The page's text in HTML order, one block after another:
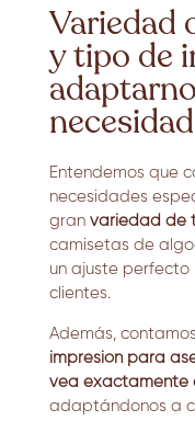
Variedad
y tipo de
Entendemos que
necesidades
granvariedad de
camisetas de
un ajuste
clientes.
Además,
impresión para
vea exactamente
adaptándonos a